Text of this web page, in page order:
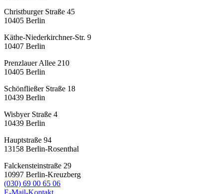
Christburger Straße 45
10405 Berlin
Käthe-Niederkirchner-Str. 9
10407 Berlin
Prenzlauer Allee 210
10405 Berlin
Schönfließer Straße 18
10439 Berlin
Wisbyer Straße 4
10439 Berlin
Hauptstraße 94
13158 Berlin-Rosenthal
Falckensteinstraße 29
10997 Berlin-Kreuzberg
(030) 69 00 65 06